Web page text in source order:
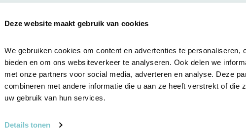
Deze website maakt gebruik van cookies
We gebruiken cookies om content en advertenties te personaliseren,
bieden en om ons websiteverkeer te analyseren. Ook delen we
met onze partners voor social media, adverteren en analyse. Deze
combineren met andere informatie die u aan ze heeft verstrekt of die
uw gebruik van hun services.
Details tonen